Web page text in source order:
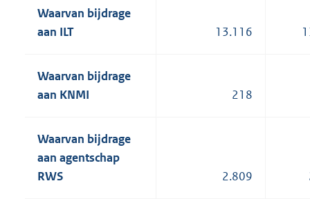
Waarvan bijdrage
aan ILT
13.116
Waarvan bijdrage
aan KNMI
218
Waarvan bijdrage
aan agentschap
RWS
2.809